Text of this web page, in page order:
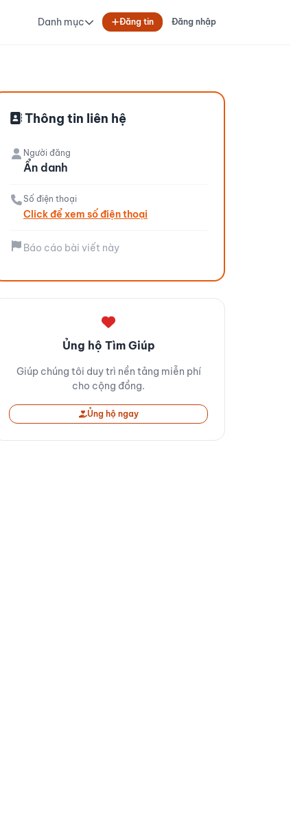
Danh mục Đăng tin Đăng nhập
Thông tin liên hệ
Người đăng
Ẩn danh
Số điện thoại
Click để xem số điện thoại
Báo cáo bài viết này
Ủng hộ Tìm Giúp
Giúp chúng tôi duy trì nền tảng miễn phí
cho cộng đồng.
Ủng hộ ngay